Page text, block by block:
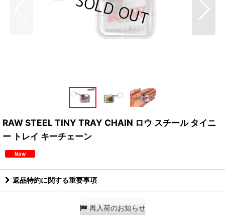
RAW STEEL TINY TRAY CHAIN ロウ スチール タイニ
ー トレイ キーチェーン
返品特約に関する重要事項
再入荷のお知らせ